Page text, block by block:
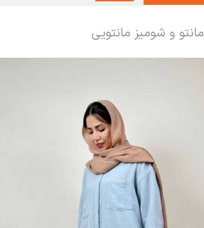
مانتو و شومیز مانتویی